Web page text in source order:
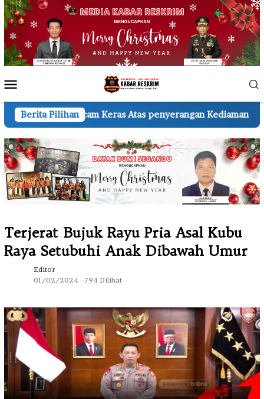
Loncat
ke
konten
Mobile
Berita Pilihan
Keras Atas penyerangan Kediaman Wartawan A.H.
Terjerat Bujuk Rayu Pria Asal Kubu
Raya Setubuhi Anak Dibawah Umur
Editor
01/02/2024
794 Dilihat